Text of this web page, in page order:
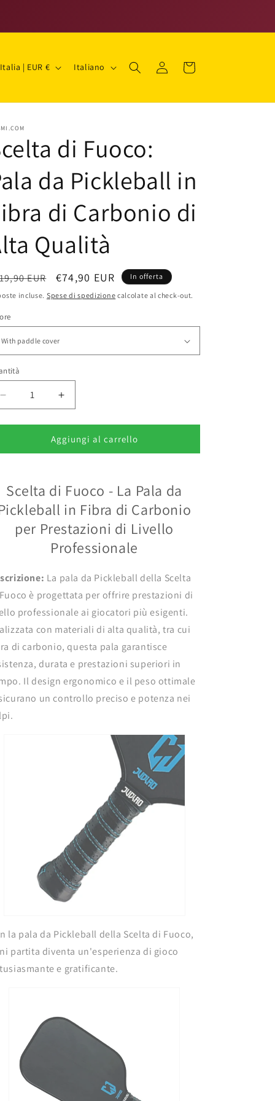
Italia | EUR €
n
u
a
Italiano Accedi Carrello
di Fuoco:
da Pickleball in
di Carbonio di
Qualità
EUR
Prezzo
scontato
€74,90 EUR In offerta
incluse. Spese di spedizione calcolate al check-out.
Diminuisci
quantità
per
di
da
Pickleball
in
Fibra
Alta
Qualità
Aumenta
quantità
per
Scelta
di
da
Pickleball
in
Fibra
Carbonio
Alta
Qualità
Aggiungi al carrello
Scelta di Fuoco - La Pala da
in Fibra di Carbonio
per Prestazioni di Livello
Professionale
La pala da Pickleball della Scelta
è progettata per offrire prestazioni di
professionale ai giocatori più esigenti.
con materiali di alta qualità, tra cui
di carbonio, questa pala garantisce
durata e prestazioni superiori in
Il design ergonomico e il peso ottimale
un controllo preciso e potenza nei
la pala da Pickleball della Scelta di Fuoco,
partita diventa un'esperienza di gioco
e gratificante.